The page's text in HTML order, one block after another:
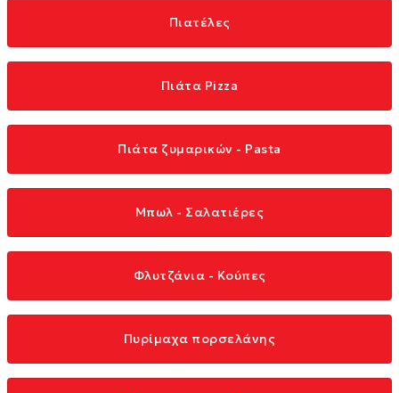
Πιατέλες
Πιάτα Pizza
Πιάτα ζυμαρικών - Pasta
Μπωλ - Σαλατιέρες
Φλυτζάνια - Κούπες
Πυρίμαχα πορσελάνης